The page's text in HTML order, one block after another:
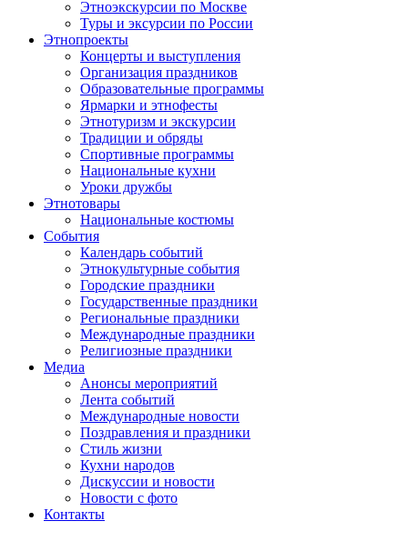
Этноэкскурсии по Москве
Туры и эксурсии по России
Этнопроекты
Концерты и выступления
Организация праздников
Образовательные программы
Ярмарки и этнофесты
Этнотуризм и экскурсии
Традиции и обряды
Спортивные программы
Национальные кухни
Уроки дружбы
Этнотовары
Национальные костюмы
События
Календарь событий
Этнокультурные события
Городские праздники
Государственные праздники
Региональные праздники
Международные праздники
Религиозные праздники
Медиа
Анонсы мероприятий
Лента событий
Международные новости
Поздравления и праздники
Cтиль жизни
Кухни народов
Дискуссии и новости
Новости с фото
Контакты